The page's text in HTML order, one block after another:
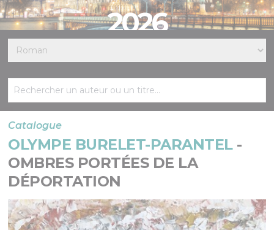
2026
Catalogue
OLYMPE BURELET-PARANTEL-
OMBRES PORTÉES DE LA
DÉPORTATION